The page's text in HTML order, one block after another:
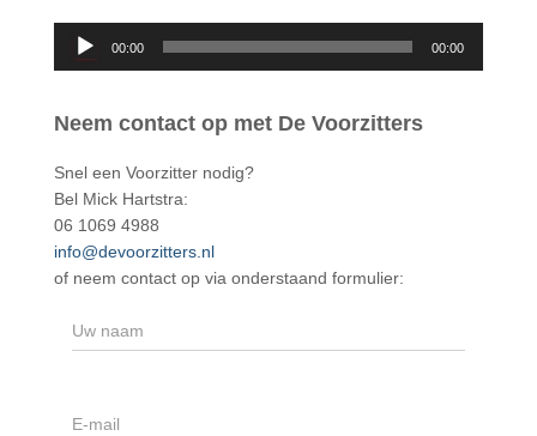
i
s
p
e
l
e
00:00 00:00
Neem contact op met De Voorzitters
Snel een Voorzitter nodig?
Bel Mick Hartstra:
06 1069 4988
info@devoorzitters.nl
of neem contact op via onderstaand formulier: